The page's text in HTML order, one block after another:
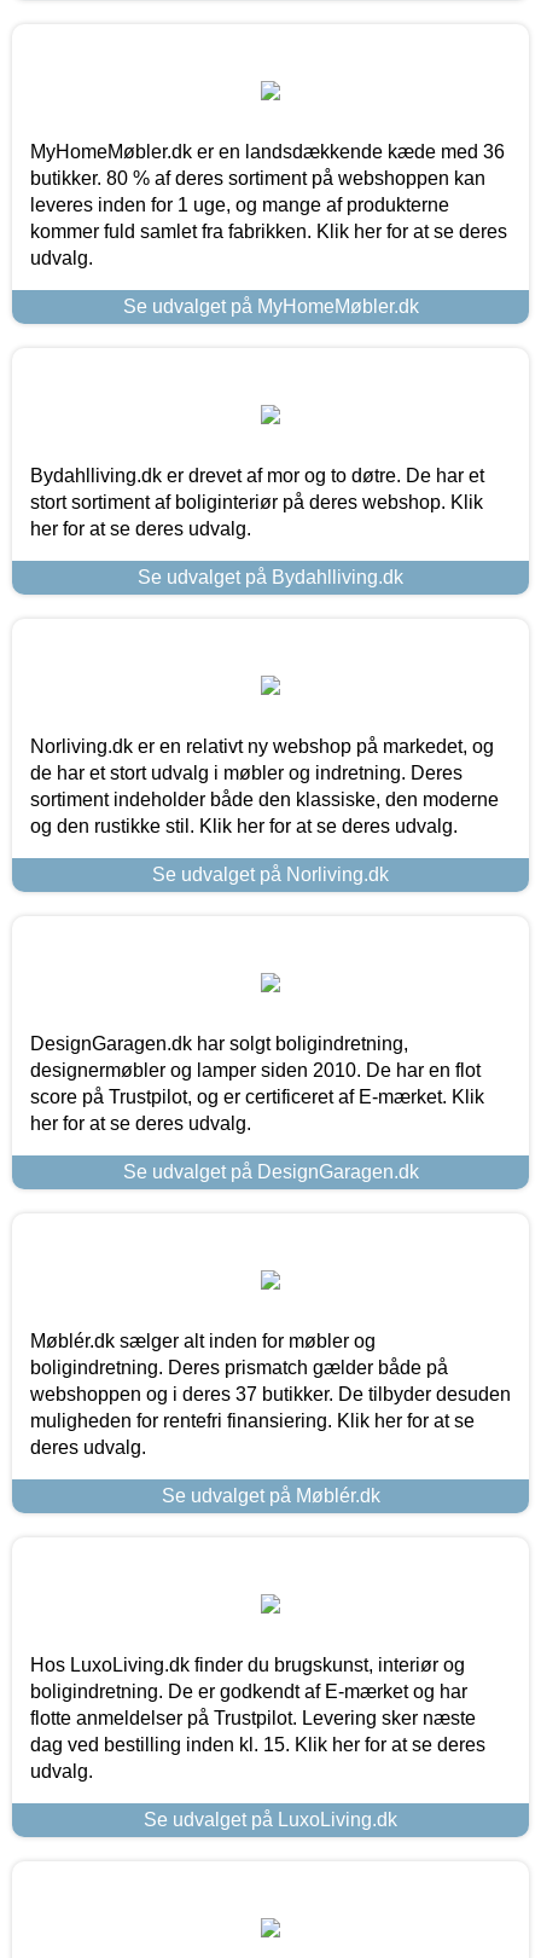
MyHomeMøbler.dk er en landsdækkende kæde med 36
butikker. 80 % af deres sortiment på webshoppen kan
leveres inden for 1 uge, og mange af produkterne
kommer fuld samlet fra fabrikken. Klik her for at se deres
udvalg.
Se udvalget på MyHomeMøbler.dk
Bydahlliving.dk er drevet af mor og to døtre. De har et
stort sortiment af boliginteriør på deres webshop. Klik
her for at se deres udvalg.
Se udvalget på Bydahlliving.dk
Norliving.dk er en relativt ny webshop på markedet, og
de har et stort udvalg i møbler og indretning. Deres
sortiment indeholder både den klassiske, den moderne
og den rustikke stil. Klik her for at se deres udvalg.
Se udvalget på Norliving.dk
DesignGaragen.dk har solgt boligindretning,
designermøbler og lamper siden 2010. De har en flot
score på Trustpilot, og er certificeret af E-mærket. Klik
her for at se deres udvalg.
Se udvalget på DesignGaragen.dk
Møblér.dk sælger alt inden for møbler og
boligindretning. Deres prismatch gælder både på
webshoppen og i deres 37 butikker. De tilbyder desuden
muligheden for rentefri finansiering. Klik her for at se
deres udvalg.
Se udvalget på Møblér.dk
Hos LuxoLiving.dk finder du brugskunst, interiør og
boligindretning. De er godkendt af E-mærket og har
flotte anmeldelser på Trustpilot. Levering sker næste
dag ved bestilling inden kl. 15. Klik her for at se deres
udvalg.
Se udvalget på LuxoLiving.dk